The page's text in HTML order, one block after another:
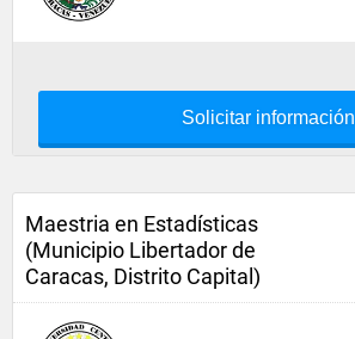
Solicitar información
Maestria en Estadísticas
(Municipio Libertador de
Caracas, Distrito Capital)